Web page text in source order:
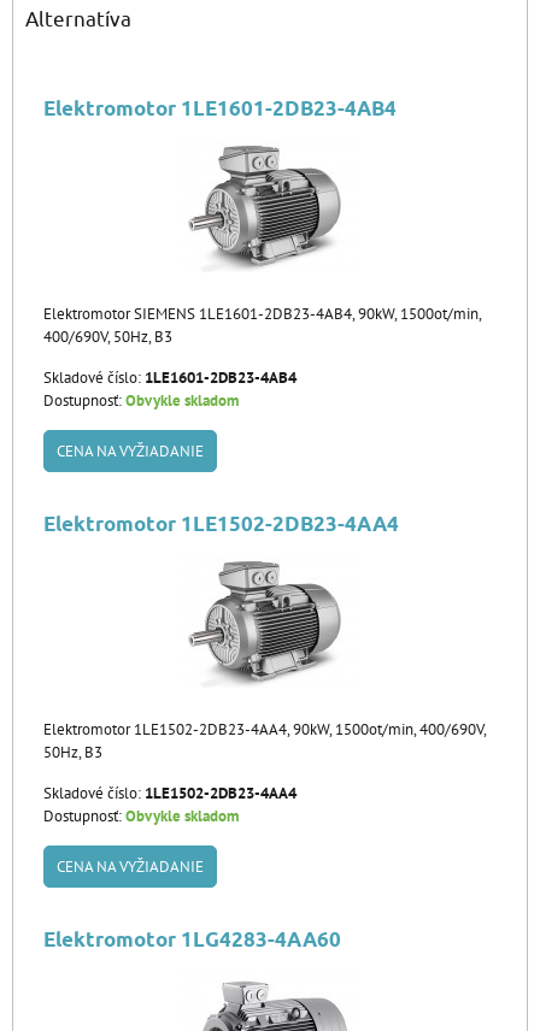
Alternatíva
Elektromotor 1LE1601-2DB23-4AB4
Elektromotor SIEMENS 1LE1601-2DB23-4AB4, 90kW, 1500ot/min,
400/690V, 50Hz, B3
Skladové číslo: 1LE1601-2DB23-4AB4
Dostupnosť:Obvykle skladom
CENA NA VYŽIADANIE
Elektromotor 1LE1502-2DB23-4AA4
Elektromotor 1LE1502-2DB23-4AA4, 90kW, 1500ot/min, 400/690V,
50Hz, B3
Skladové číslo: 1LE1502-2DB23-4AA4
Dostupnosť:Obvykle skladom
CENA NA VYŽIADANIE
Elektromotor 1LG4283-4AA60